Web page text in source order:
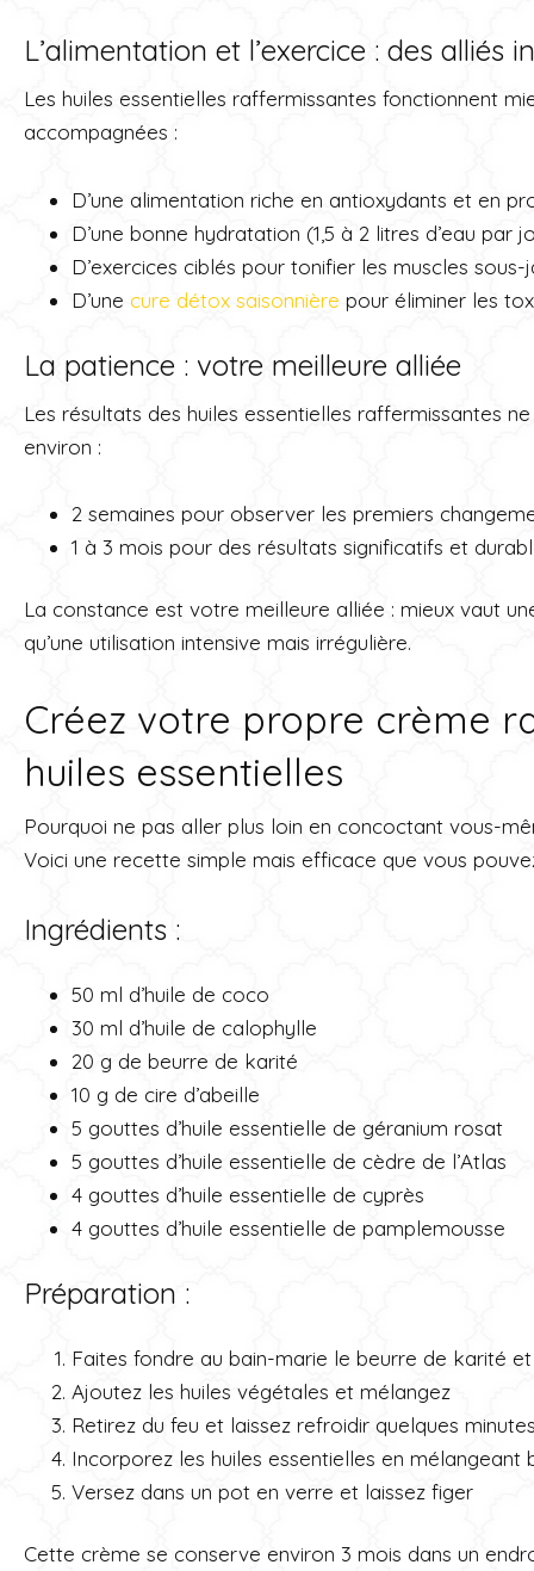
L’alimentation et l’exercice : des alliés
Les huiles essentielles raffermissantes fonctionnent
accompagnées :
D’une alimentation riche en antioxydants et en
D’une bonne hydratation (1,5 à 2 litres d’eau par
D’exercices ciblés pour tonifier les muscles sous-
D’une cure détox saisonnière pour éliminer les
La patience : votre meilleure alliée
Les résultats des huiles essentielles raffermissantes
environ :
2 semaines pour observer les premiers
1 à 3 mois pour des résultats significatifs et
La constance est votre meilleure alliée : mieux vaut
qu’une utilisation intensive mais irrégulière.
Créez votre propre crème
huiles essentielles
Pourquoi ne pas aller plus loin en concoctant vous-
Voici une recette simple mais efficace que vous
Ingrédients :
50 ml d’huile de coco
30 ml d’huile de calophylle
20 g de beurre de karité
10 g de cire d’abeille
5 gouttes d’huile essentielle de géranium rosat
5 gouttes d’huile essentielle de cèdre de l’Atlas
4 gouttes d’huile essentielle de cyprès
4 gouttes d’huile essentielle de pamplemousse
Préparation :
Faites fondre au bain-marie le beurre de karité et
Ajoutez les huiles végétales et mélangez
Retirez du feu et laissez refroidir quelques
Incorporez les huiles essentielles en mélangeant
Versez dans un pot en verre et laissez figer
Cette crème se conserve environ 3 mois dans un